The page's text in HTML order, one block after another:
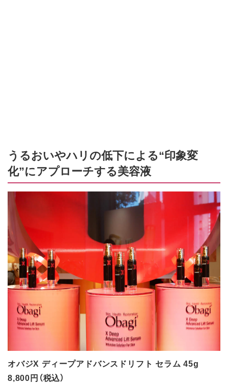
うるおいやハリの低下による“印象変
化”にアプローチする美容液
オバジX ディープアドバンスドリフト セラム 45g
8,800円（税込）